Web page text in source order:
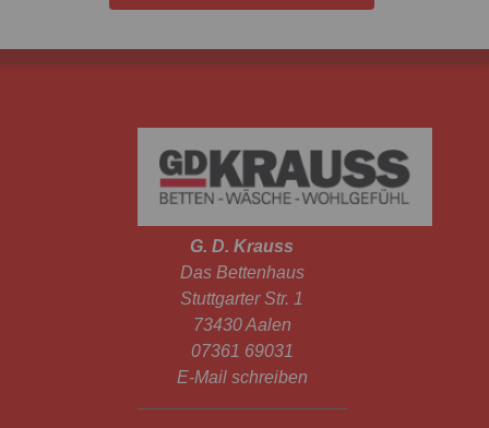
G. D. Krauss
Das Bettenhaus
Stuttgarter Str. 1
73430 Aalen
07361 69031
E-Mail schreiben